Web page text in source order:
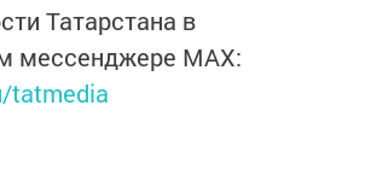
Татарстана в
мессенджере MАХ:
tatmedia